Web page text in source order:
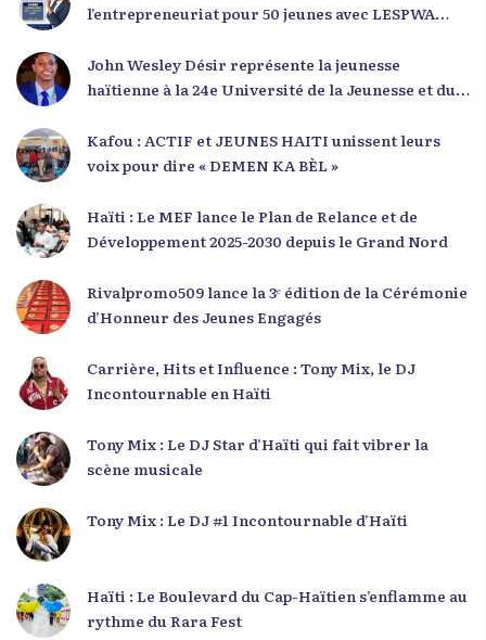
l’entrepreneuriat pour 50 jeunes avec LESPWA
John Wesley Désir représente la jeunesse
haïtienne à la 24e Université de la Jeunesse et du
Kafou : ACTIF et JEUNES HAITI unissent leurs
voix pour dire « DEMEN KA BÈL »
Haïti : Le MEF lance le Plan de Relance et de
Développement 2025-2030 depuis le Grand Nord
Rivalpromo509 lance la 3ᵉ édition de la Cérémonie
d’Honneur des Jeunes Engagés
Carrière, Hits et Influence : Tony Mix, le DJ
Incontournable en Haïti
Tony Mix : Le DJ Star d’Haïti qui fait vibrer la
scène musicale
Tony Mix : Le DJ #1 Incontournable d’Haïti
Haïti : Le Boulevard du Cap-Haïtien s’enflamme au
rythme du Rara Fest